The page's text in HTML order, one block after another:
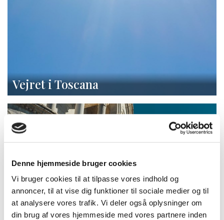
Denne hjemmeside bruger cookies
Vi bruger cookies til at tilpasse vores indhold og
annoncer, til at vise dig funktioner til sociale medier og til
at analysere vores trafik. Vi deler også oplysninger om
din brug af vores hjemmeside med vores partnere inden
Vejret i Toscana